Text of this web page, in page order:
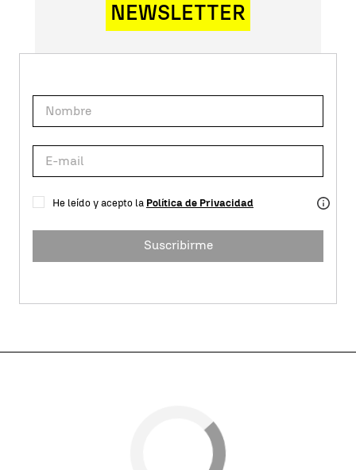
NEWSLETTER
He leído y acepto la Política de Privacidad
Suscribirme